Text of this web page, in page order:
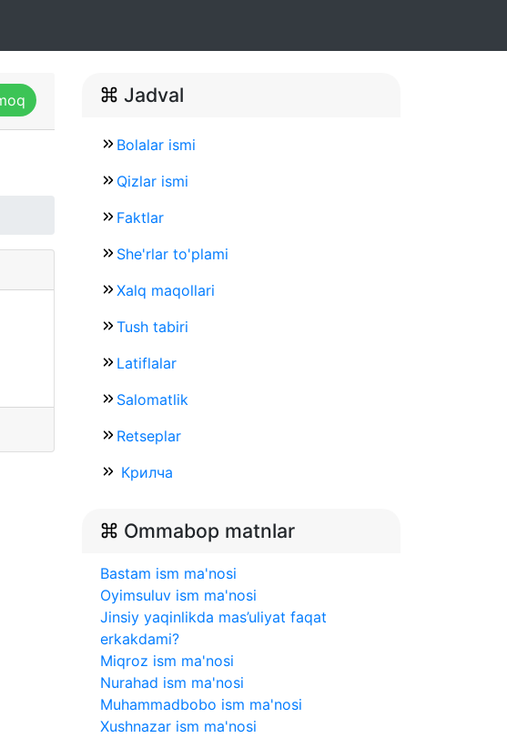
Jadval
Bolalar ismi
Qizlar ismi
Faktlar
She'rlar to'plami
Xalq maqollari
Tush tabiri
Latiflalar
Salomatlik
Retseplar
Крилча
Ommabop matnlar
Bastam ism ma'nosi
Oyimsuluv ism ma'nosi
Jinsiy yaqinlikda mas’uliyat faqat
erkakdami?
Miqroz ism ma'nosi
Nurahad ism ma'nosi
Muhammadbobo ism ma'nosi
Xushnazar ism ma'nosi